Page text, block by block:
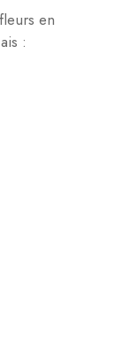
en
: